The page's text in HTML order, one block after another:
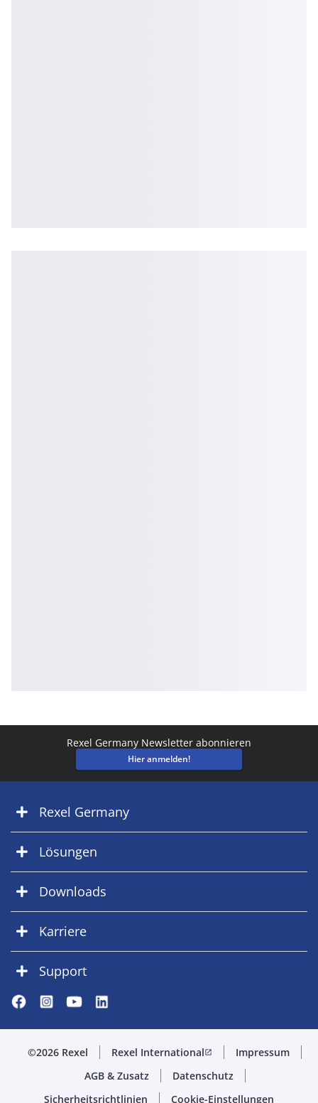
Rexel Germany Newsletter abonnieren
Hier anmelden!
Rexel Germany
Lösungen
Downloads
Karriere
Support
©2026 Rexel Rexel Internationalopen_in_new
Impressum
AGB & Zusatz
Datenschutz
Sicherheitsrichtlinien
Cookie-Einstellungen